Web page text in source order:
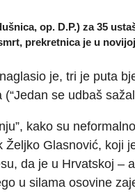
op. D.P.) za 35
prekretnica je u
je, tri je puta
se udbaš
kako su
Željko Glasnović, koji
da je u Hrvatskoj –
u silama osovine